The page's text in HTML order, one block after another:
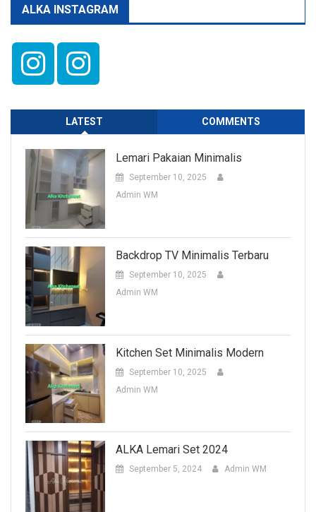
ALKA INSTAGRAM
LATEST COMMENTS
Lemari Pakaian Minimalis
September 10, 2025
Admin WM
Backdrop TV Minimalis Terbaru
September 10, 2025
Admin WM
Kitchen Set Minimalis Modern
September 10, 2025
Admin WM
ALKA Lemari Set 2024
September 5, 2024 Admin WM